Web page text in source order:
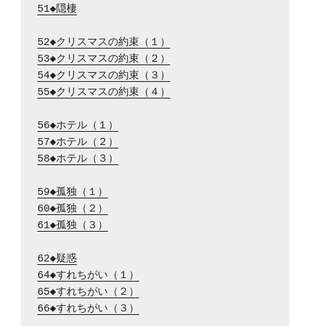
51◆隠棲
52◆クリスマスの約束（１）
53◆クリスマスの約束（２）
54◆クリスマスの約束（３）
55◆クリスマスの約束（４）
56◆ホテル（１）
57◆ホテル（２）
58◆ホテル（３）
59◆孤独（１）
60◆孤独（２）
61◆孤独（３）
62◆疑惑
64◆すれちがい（１）
65◆すれちがい（２）
66◆すれちがい（３）